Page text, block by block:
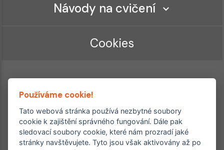
Návody na cvičení
Cookies
Ordinace roku
Rehabilitační ordinace
2. místo – 2017/2019
Používáme cookie!
Tato webová stránka používá nezbytné soubory
cookie k zajištění správného fungování. Dále pak
sledovací soubory cookie, které nám prozradí jaké
stránky navštěvujete. Tyto jsou však aktivovány až po